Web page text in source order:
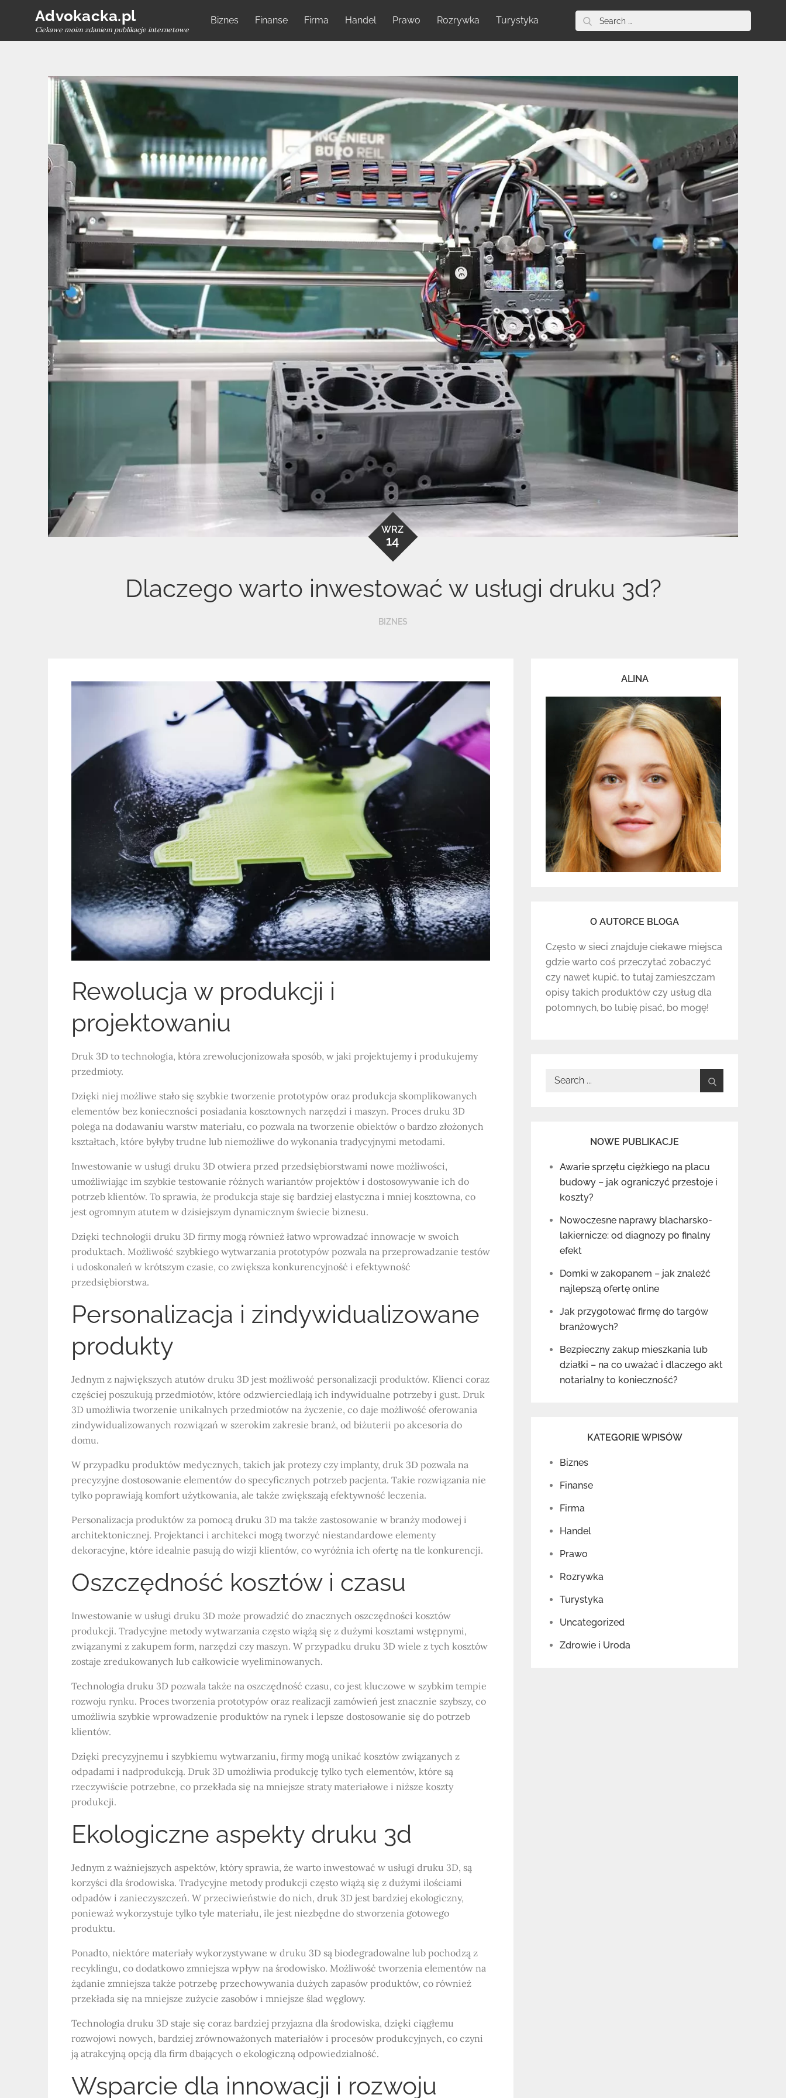
content
Advokacka.pl
Ciekawe moim zdaniem publikacje internetowe
Biznes Finanse Firma Handel Prawo Rozrywka Turystyka
Search
for:
WRZ
14
Dlaczego warto inwestować w usługi druku 3d?
BIZNES
Rewolucja w produkcji i
projektowaniu
Druk 3D to technologia, która zrewolucjonizowała sposób, w jaki projektujemy i produkujemy
przedmioty.
Dzięki niej możliwe stało się szybkie tworzenie prototypów oraz produkcja skomplikowanych
elementów bez konieczności posiadania kosztownych narzędzi i maszyn. Proces druku 3D
polega na dodawaniu warstw materiału, co pozwala na tworzenie obiektów o bardzo złożonych
kształtach, które byłyby trudne lub niemożliwe do wykonania tradycyjnymi metodami.
Inwestowanie w usługi druku 3D otwiera przed przedsiębiorstwami nowe możliwości,
umożliwiając im szybkie testowanie różnych wariantów projektów i dostosowywanie ich do
potrzeb klientów. To sprawia, że produkcja staje się bardziej elastyczna i mniej kosztowna, co
jest ogromnym atutem w dzisiejszym dynamicznym świecie biznesu.
Dzięki technologii druku 3D firmy mogą również łatwo wprowadzać innowacje w swoich
produktach. Możliwość szybkiego wytwarzania prototypów pozwala na przeprowadzanie testów
i udoskonaleń w krótszym czasie, co zwiększa konkurencyjność i efektywność
przedsiębiorstwa.
Personalizacja i zindywidualizowane
produkty
Jednym z największych atutów druku 3D jest możliwość personalizacji produktów. Klienci coraz
częściej poszukują przedmiotów, które odzwierciedlają ich indywidualne potrzeby i gust. Druk
3D umożliwia tworzenie unikalnych przedmiotów na życzenie, co daje możliwość oferowania
zindywidualizowanych rozwiązań w szerokim zakresie branż, od biżuterii po akcesoria do
domu.
W przypadku produktów medycznych, takich jak protezy czy implanty, druk 3D pozwala na
precyzyjne dostosowanie elementów do specyficznych potrzeb pacjenta. Takie rozwiązania nie
tylko poprawiają komfort użytkowania, ale także zwiększają efektywność leczenia.
Personalizacja produktów za pomocą druku 3D ma także zastosowanie w branży modowej i
architektonicznej. Projektanci i architekci mogą tworzyć niestandardowe elementy
dekoracyjne, które idealnie pasują do wizji klientów, co wyróżnia ich ofertę na tle konkurencji.
Oszczędność kosztów i czasu
Inwestowanie w usługi druku 3D może prowadzić do znacznych oszczędności kosztów
produkcji. Tradycyjne metody wytwarzania często wiążą się z dużymi kosztami wstępnymi,
związanymi z zakupem form, narzędzi czy maszyn. W przypadku druku 3D wiele z tych kosztów
zostaje zredukowanych lub całkowicie wyeliminowanych.
Technologia druku 3D pozwala także na oszczędność czasu, co jest kluczowe w szybkim tempie
rozwoju rynku. Proces tworzenia prototypów oraz realizacji zamówień jest znacznie szybszy, co
umożliwia szybkie wprowadzenie produktów na rynek i lepsze dostosowanie się do potrzeb
klientów.
Dzięki precyzyjnemu i szybkiemu wytwarzaniu, firmy mogą unikać kosztów związanych z
odpadami i nadprodukcją. Druk 3D umożliwia produkcję tylko tych elementów, które są
rzeczywiście potrzebne, co przekłada się na mniejsze straty materiałowe i niższe koszty
produkcji.
Ekologiczne aspekty druku 3d
Jednym z ważniejszych aspektów, który sprawia, że warto inwestować w usługi druku 3D, są
korzyści dla środowiska. Tradycyjne metody produkcji często wiążą się z dużymi ilościami
odpadów i zanieczyszczeń. W przeciwieństwie do nich, druk 3D jest bardziej ekologiczny,
ponieważ wykorzystuje tylko tyle materiału, ile jest niezbędne do stworzenia gotowego
produktu.
Ponadto, niektóre materiały wykorzystywane w druku 3D są biodegradowalne lub pochodzą z
recyklingu, co dodatkowo zmniejsza wpływ na środowisko. Możliwość tworzenia elementów na
żądanie zmniejsza także potrzebę przechowywania dużych zapasów produktów, co również
przekłada się na mniejsze zużycie zasobów i mniejsze ślad węglowy.
Technologia druku 3D staje się coraz bardziej przyjazna dla środowiska, dzięki ciągłemu
rozwojowi nowych, bardziej zrównoważonych materiałów i procesów produkcyjnych, co czyni
ją atrakcyjną opcją dla firm dbających o ekologiczną odpowiedzialność.
Wsparcie dla innowacji i rozwoju
ALINA
O AUTORCE BLOGA
Często w sieci znajduje ciekawe miejsca
gdzie warto coś przeczytać zobaczyć
czy nawet kupić, to tutaj zamieszczam
opisy takich produktów czy usług dla
potomnych, bo lubię pisać, bo mogę!
Search
NOWE PUBLIKACJE
Awarie sprzętu ciężkiego na placu
budowy – jak ograniczyć przestoje i
koszty?
Nowoczesne naprawy blacharsko-
lakiernicze: od diagnozy po finalny
efekt
Domki w zakopanem – jak znaleźć
najlepszą ofertę online
Jak przygotować firmę do targów
branżowych?
Bezpieczny zakup mieszkania lub
działki – na co uważać i dlaczego akt
notarialny to konieczność?
KATEGORIE WPISÓW
Biznes
Finanse
Firma
Handel
Prawo
Rozrywka
Turystyka
Uncategorized
Zdrowie i Uroda